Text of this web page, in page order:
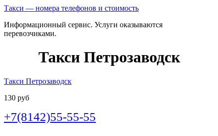
Такси — номера телефонов и стоимость
Информационный сервис. Услуги оказываются
перевозчиками.
Такси Петрозаводск
Такси Петрозаводск
130 руб
+7(8142)55-55-55